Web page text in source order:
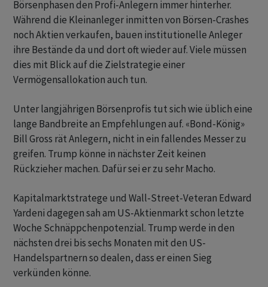
Börsenphasen den Profi-Anlegern immer hinterher.
Während die Kleinanleger inmitten von Börsen-Crashes
noch Aktien verkaufen, bauen institutionelle Anleger
ihre Bestände da und dort oft wieder auf. Viele müssen
dies mit Blick auf die Zielstrategie einer
Vermögensallokation auch tun.
Unter langjährigen Börsenprofis tut sich wie üblich eine
lange Bandbreite an Empfehlungen auf. «Bond-König»
Bill Gross rät Anlegern, nicht in ein fallendes Messer zu
greifen. Trump könne in nächster Zeit keinen
Rückzieher machen. Dafür sei er zu sehr Macho.
Kapitalmarktstratege und Wall-Street-Veteran Edward
Yardeni dagegen sah am US-Aktienmarkt schon letzte
Woche Schnäppchenpotenzial. Trump werde in den
nächsten drei bis sechs Monaten mit den US-
Handelspartnern so dealen, dass er einen Sieg
verkünden könne.